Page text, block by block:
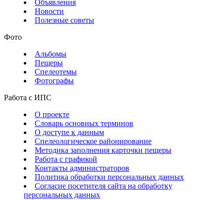
Объявления
Новости
Полезные советы
Фото
Альбомы
Пещеры
Спелеотемы
Фотографы
Работа с ИПС
О проекте
Словарь основных терминов
О доступе к данным
Спелеологическое районирование
Методика заполнения карточки пещеры
Работа с графикой
Контакты администраторов
Политика обработки персональных данных
Согласие посетителя сайта на обработку
персональных данных